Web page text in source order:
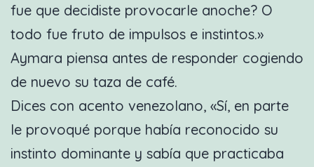
fue que decidiste provocarle anoche? O
todo fue fruto de impulsos e instintos.»
Aymara piensa antes de responder cogiendo
de nuevo su taza de café.
Dices con acento venezolano, «Sí, en parte
le provoqué porque había reconocido su
instinto dominante y sabía que practicaba